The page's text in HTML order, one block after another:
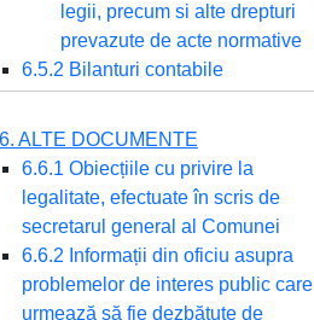
legii, precum si alte drepturi
prevazute de acte normative
6.5.2 Bilanturi contabile
ALTE DOCUMENTE
6.6.1 Obiecțiile cu privire la
legalitate, efectuate în scris de
secretarul general al Comunei
6.6.2 Informații din oficiu asupra
problemelor de interes public care
urmează să fie dezbătute de